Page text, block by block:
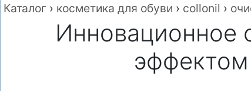
Каталог › косметика для обуви › collonil ›
Инновационное